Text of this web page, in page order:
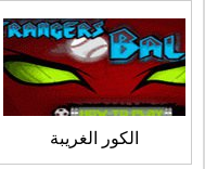
الكور الغريبة